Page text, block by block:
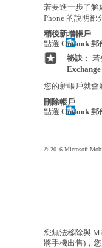
若要進一步了解
Phone 的說明部
稍後新增帳戶
點選 Outlook 郵
祕訣： 若
Exchange
您的新帳戶就會
刪除帳戶
點選 Outlook 郵
© 2016 Microsoft
您無法移除與
將手機出售)，